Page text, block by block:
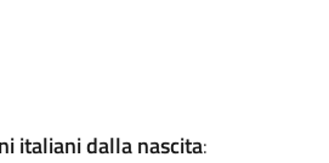
italiani dalla nascita: